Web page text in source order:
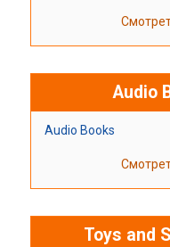
Audio
Audio Books
Toys and